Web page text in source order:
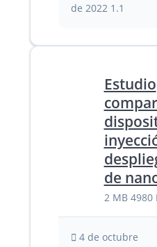
de 2022 1.1
Estudio
de
2 MB 4980
4 de octubre